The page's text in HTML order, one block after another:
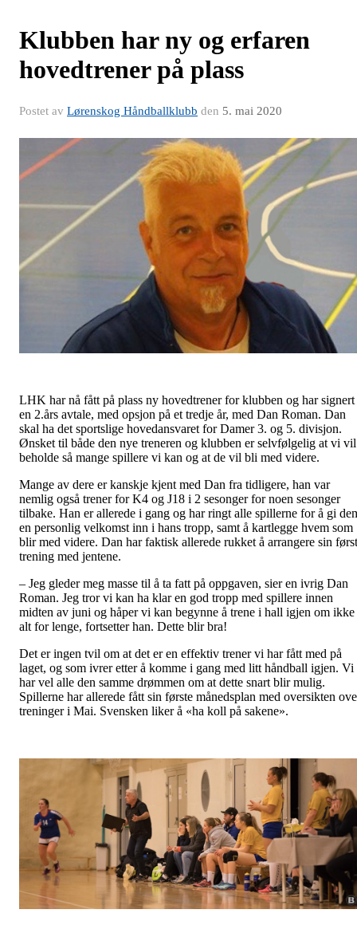
Klubben har ny og erfaren
hovedtrener på plass
Postet av Lørenskog Håndballklubb den 5. mai 2020
LHK har nå fått på plass ny hovedtrener for klubben og har signert
en 2.års avtale, med opsjon på et tredje år, med Dan Roman. Dan
skal ha det sportslige hovedansvaret for Damer 3. og 5. divisjon.
Ønsket til både den nye treneren og klubben er selvfølgelig at vi vil
beholde så mange spillere vi kan og at de vil bli med videre.
Mange av dere er kanskje kjent med Dan fra tidligere, han var
nemlig også trener for K4 og J18 i 2 sesonger for noen sesonger
tilbake. Han er allerede i gang og har ringt alle spillerne for å gi
en personlig velkomst inn i hans tropp, samt å kartlegge hvem som
blir med videre. Dan har faktisk allerede rukket å arrangere sin
trening med jentene.
– Jeg gleder meg masse til å ta fatt på oppgaven, sier en ivrig Dan
Roman. Jeg tror vi kan ha klar en god tropp med spillere innen
midten av juni og håper vi kan begynne å trene i hall igjen om ikke
alt for lenge, fortsetter han. Dette blir bra!
Det er ingen tvil om at det er en effektiv trener vi har fått med på
laget, og som ivrer etter å komme i gang med litt håndball igjen. Vi
har vel alle den samme drømmen om at dette snart blir mulig.
Spillerne har allerede fått sin første månedsplan med oversikten
treninger i Mai. Svensken liker å «ha koll på sakene».